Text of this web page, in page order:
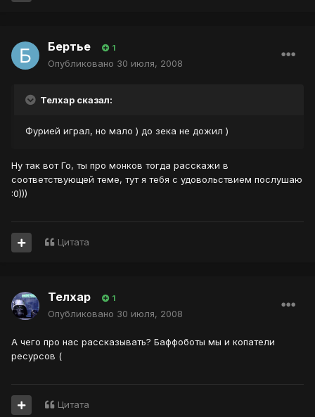
Бертье 1
Опубликовано 30 июля, 2008
Телхар сказал:
Фурией играл, но мало ) до зека не дожил )
Ну так вот Го, ты про монков тогда расскажи в
соответствующей теме, тут я тебя с удовольствием послушаю
:0)))
Цитата
Телхар 1
Опубликовано 30 июля, 2008
А чего про нас рассказывать? Баффоботы мы и копатели
ресурсов (
Цитата